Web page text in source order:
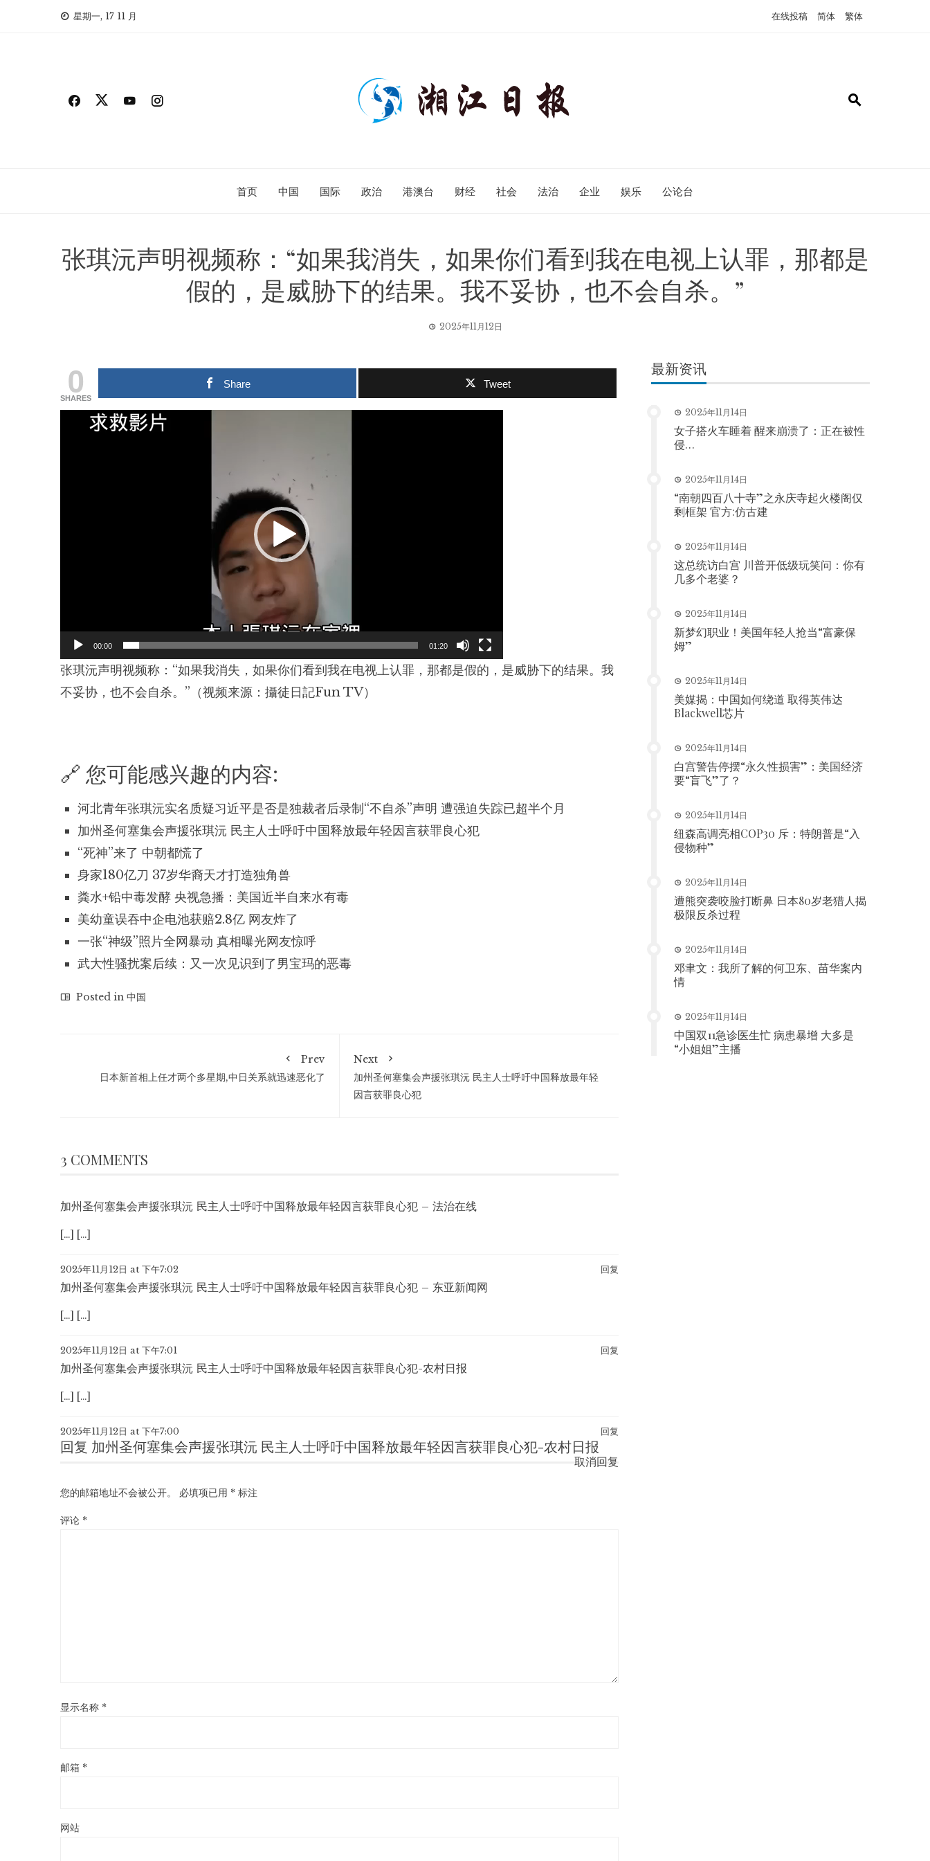
星期一, 17 11 月 在线投稿 简体 繁体
首页 中国 国际 政治 港澳台 财经 社会 法治 企业 娱乐 公论台
张琪沅声明视频称：“如果我消失，如果你们看到我在电视上认罪，那都是
假的，是威胁下的结果。我不妥协，也不会自杀。”
2025年11月12日
0
SHARES
Share Tweet
00:00 01:20
张琪沅声明视频称：“如果我消失，如果你们看到我在电视上认罪，那都是假的，是威胁下的结果。我
不妥协，也不会自杀。”（视频来源： 攝徒日記Fun TV）
🔗 您可能感兴趣的内容:
河北青年张琪沅实名质疑习近平是否是独裁者后录制“不自杀”声明 遭强迫失踪已超半个月
加州圣何塞集会声援张琪沅 民主人士呼吁中国释放最年轻因言获罪良心犯
“死神”来了 中朝都慌了
身家180亿刀 37岁华裔天才打造独角兽
粪水+铅中毒发酵 央视急播：美国近半自来水有毒
美幼童误吞中企电池获赔2.8亿 网友炸了
一张“神级”照片全网暴动 真相曝光网友惊呼
武大性骚扰案后续：又一次见识到了男宝玛的恶毒
Posted in 中国
Prev
日本新首相上任才两个多星期,中日关系就迅速恶化了
Next
加州圣何塞集会声援张琪沅 民主人士呼吁中国释放最年轻
因言获罪良心犯
3 COMMENTS
加州圣何塞集会声援张琪沅 民主人士呼吁中国释放最年轻因言获罪良心犯 – 法治在线
[…] […]
2025年11月12日 at 下午7:02 回复
加州圣何塞集会声援张琪沅 民主人士呼吁中国释放最年轻因言获罪良心犯 – 东亚新闻网
[…] […]
2025年11月12日 at 下午7:01 回复
加州圣何塞集会声援张琪沅 民主人士呼吁中国释放最年轻因言获罪良心犯-农村日报
[…] […]
2025年11月12日 at 下午7:00 回复
回复 加州圣何塞集会声援张琪沅 民主人士呼吁中国释放最年轻因言获罪良心犯-农村日报
取消回复
您的邮箱地址不会被公开。 必填项已用 * 标注
评论 *
显示名称 *
邮箱 *
网站
最新资讯
2025年11月14日
女子搭火车睡着 醒来崩溃了：正在被性
侵…
2025年11月14日
“南朝四百八十寺”之永庆寺起火楼阁仅
剩框架 官方:仿古建
2025年11月14日
这总统访白宫 川普开低级玩笑问：你有
几多个老婆？
2025年11月14日
新梦幻职业！美国年轻人抢当“富豪保
姆”
2025年11月14日
美媒揭：中国如何绕道 取得英伟达
Blackwell芯片
2025年11月14日
白宫警告停摆“永久性损害”：美国经济
要“盲飞”了？
2025年11月14日
纽森高调亮相COP30 斥：特朗普是“入
侵物种”
2025年11月14日
遭熊突袭咬脸打断鼻 日本80岁老猎人揭
极限反杀过程
2025年11月14日
邓聿文：我所了解的何卫东、苗华案内
情
2025年11月14日
中国双11急诊医生忙 病患暴增 大多是
“小姐姐”主播